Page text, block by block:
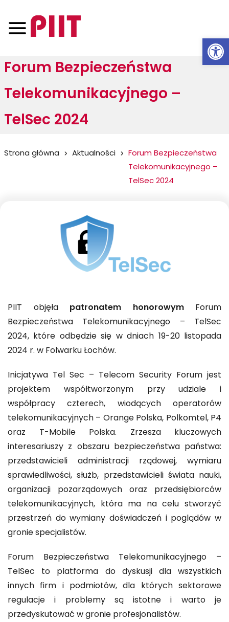
Forum Bezpieczeństwa
Telekomunikacyjnego –
TelSec 2024
Jesteś
Strona główna Aktualności
Forum Bezpieczeństwa
Telekomunikacyjnego –
TelSec 2024
PIIT objęła patronatem honorowymForum
Bezpieczeństwa Telekomunikacyjnego – TelSec
2024, które odbędzie się w dniach 19-20 listopada
2024 r. w Folwarku Łochów.
Inicjatywa Tel Sec – Telecom Security Forum jest
projektem współtworzonym przy udziale i
współpracy czterech, wiodących operatorów
telekomunikacyjnych – Orange Polska, Polkomtel, P4
oraz T-Mobile Polska. Zrzesza kluczowych
interesariuszy z obszaru bezpieczeństwa państwa:
przedstawicieli administracji rządowej, wymiaru
sprawiedliwości, służb, przedstawicieli świata nauki,
organizacji pozarządowych oraz przedsiębiorców
telekomunikacyjnych, która ma na celu stworzyć
przestrzeń do wymiany doświadczeń i poglądów w
gronie specjalistów.
Forum Bezpieczeństwa Telekomunikacyjnego –
TelSec to platforma do dyskusji dla wszystkich
innych firm i podmiotów, dla których sektorowe
regulacje i problemy są istotne i warto je
przedyskutować w gronie profesjonalistów.